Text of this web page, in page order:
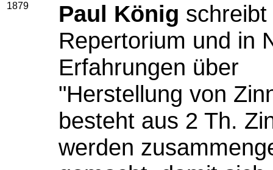
1879 Paul König
Repertorium und in
Erfahrungen über
"Herstellung von
besteht aus 2 Th.
werden